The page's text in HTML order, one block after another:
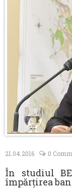
21.04.2016 0
În studiul
împărțirea